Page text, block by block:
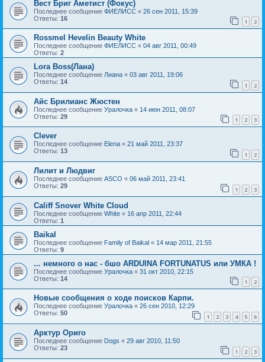
Вест Бриг Аметист (Фокус)
Последнее сообщение ФИЕЛИСС « 26 сен 2011, 15:39
Ответы: 16 1 2
Rossmel Hevelin Beauty White
Последнее сообщение ФИЕЛИСС « 04 авг 2011, 00:49
Ответы: 2
Lora Boss(Лана)
Последнее сообщение Лиана « 03 авг 2011, 19:06
Ответы: 14 1 2
Айс Брилианс Жюстен
Последнее сообщение Уралочка « 14 июн 2011, 08:07
Ответы: 29 1 2 3
Clever
Последнее сообщение Elena « 21 май 2011, 23:37
Ответы: 13 1 2
Лилит и Людвиг
Последнее сообщение ASCO « 06 май 2011, 23:41
Ответы: 29 1 2 3
Califf Snover White Cloud
Последнее сообщение White « 16 апр 2011, 22:44
Ответы: 1
Baikal
Последнее сообщение Family of Baikal « 14 мар 2011, 21:55
Ответы: 9
... немного о нас - бшо ARDUINA FORTUNATUS или УМКА !
Последнее сообщение Уралочка « 31 окт 2010, 22:15
Ответы: 14 1 2
Новые сообщения о ходе поисков Карпи.
Последнее сообщение Уралочка « 26 сен 2010, 12:29
Ответы: 50 1 2 3 4 5 6
Арктур Ориго
Последнее сообщение Dogs « 29 авг 2010, 11:50
Ответы: 23 1 2 3